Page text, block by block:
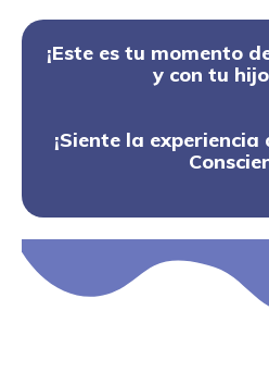
¡Este es tu momento
y con tu
¡Siente la